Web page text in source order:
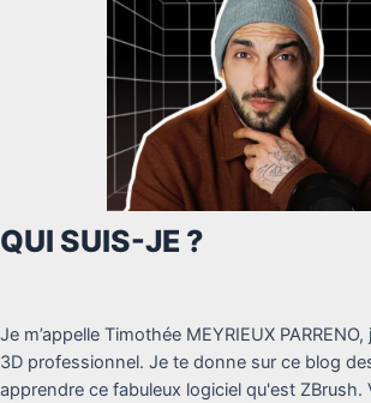
QUI SUIS-JE ?
Je m’appelle Timothée MEYRIEUX
3D professionnel. Je te donne sur ce blog
apprendre ce fabuleux logiciel qu'est ZBrush.